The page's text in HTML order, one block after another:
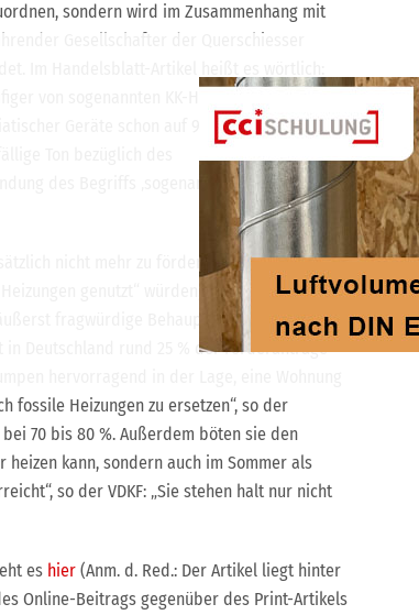
sondern wird im Zusammenhang mit
Gesellschafter der Querschiesser
Im Handelsblatt-Artikel heißt es wörtlich:
von sogenannten KK-Handwerkern
Geräte schon auf 90 %.“ Hierzu schreibt
Ton bezüglich des
des Begriffs ‚sogenannte‘ Handwerker ist
nicht mehr zu fördern, da sie „im Prinzip
genutzt“ würden, stammt hingegen
fragwürdige Behauptung“, betont der
Deutschland rund 25 % der Förderanträge
hervorragend in der Lage, eine Wohnung
fossile Heizungen zu ersetzen“, so der
70 bis 80 %. Außerdem böten sie den
kann, sondern auch im Sommer als
so der VDKF: „Sie stehen halt nur nicht
es hier (Anm. d. Red.: Der Artikel liegt hinter
Online-Beitrags gegenüber des Print-Artikels